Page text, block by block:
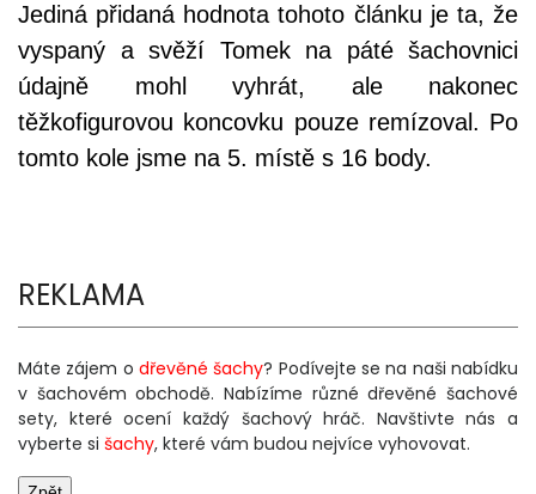
Jediná přidaná hodnota tohoto článku je ta, že
vyspaný a svěží Tomek na páté šachovnici
údajně mohl vyhrát, ale nakonec
těžkofigurovou koncovku pouze remízoval. Po
tomto kole jsme na 5. místě s 16 body.
REKLAMA
Máte zájem o dřevěné šachy? Podívejte se na naši nabídku
v šachovém obchodě. Nabízíme různé dřevěné šachové
sety, které ocení každý šachový hráč. Navštivte nás a
vyberte si šachy, které vám budou nejvíce vyhovovat.